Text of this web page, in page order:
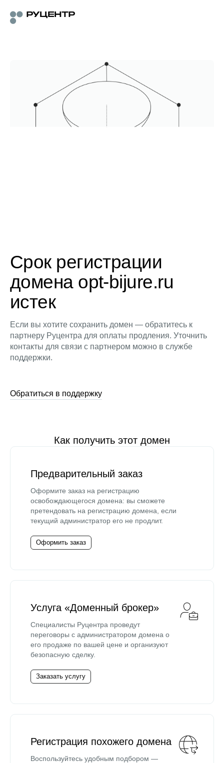
Срок регистрации
домена opt-bijure.ru
истек
Если вы хотите сохранить домен — обратитесь к
партнеру Руцентра для оплаты продления. Уточнить
контакты для связи с партнером можно в службе
поддержки.
Обратиться в поддержку
Как получить этот домен
Предварительный заказ
Оформите заказ на регистрацию
освобождающегося домена: вы сможете
претендовать на регистрацию домена, если
текущий администратор его не продлит.
Оформить заказ
Услуга «Доменный брокер»
Специалисты Руцентра проведут
переговоры с администратором домена о
его продаже по вашей цене и организуют
безопасную сделку.
Заказать услугу
Регистрация похожего домена
Воспользуйтесь удобным подбором —